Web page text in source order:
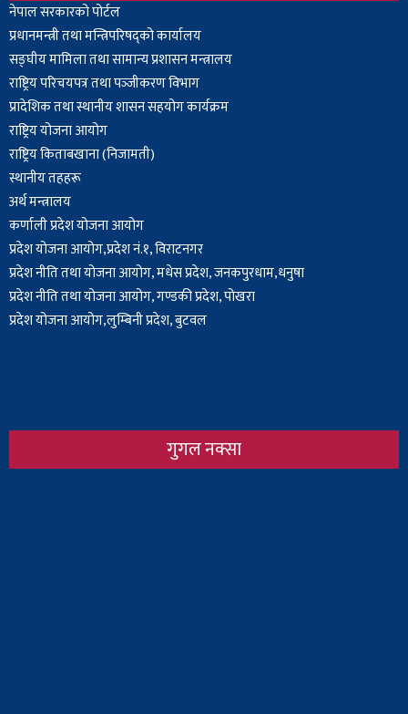
Body
नेपाल सरकारको पोर्टल
प्रधानमन्त्री तथा मन्त्रिपरिषद्को कार्यालय
सङ्घीय मामिला तथा सामान्य प्रशासन मन्त्रालय
राष्ट्रिय परिचयपत्र तथा पञ्‍जीकरण विभाग
प्रादेशिक तथा स्थानीय शासन सहयोग कार्यक्रम
राष्ट्रिय योजना आयोग
राष्ट्रिय किताबखाना (निजामती)
स्थानीय तहहरू
अर्थ मन्त्रालय
कर्णाली प्रदेश योजना आयोग
प्रदेश योजना आयोग,प्रदेश नं.१, विराटनगर
प्रदेश नीति तथा योजना आयोग, मधेस प्रदेश, जनकपुरधाम,धनुषा
प्रदेश नीति तथा योजना आयोग, गण्डकी प्रदेश, पोखरा
प्रदेश योजना आयोग,लुम्बिनी प्रदेश, बुटवल
गुगल नक्सा